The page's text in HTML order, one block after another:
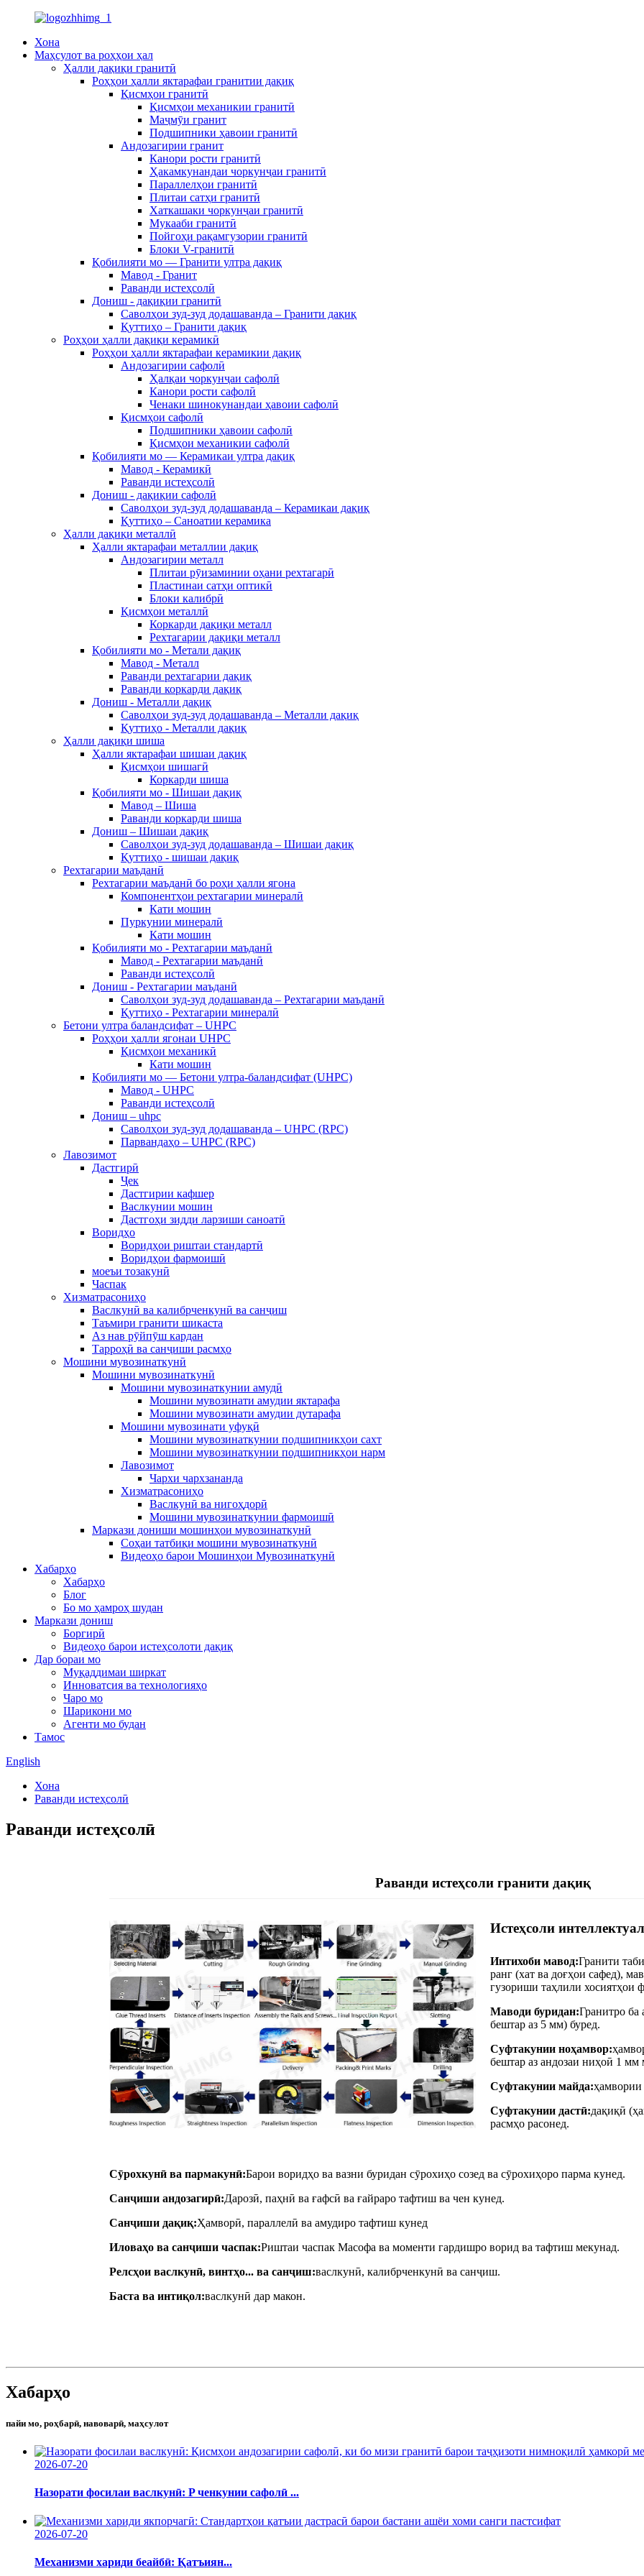
Хона
Маҳсулот ва роҳҳои ҳал
Ҳалли дақиқи гранитӣ
Роҳҳои ҳалли яктарафаи гранитии дақиқ
Қисмҳои гранитӣ
Қисмҳои механикии гранитӣ
Маҷмӯи гранит
Подшипники ҳавоии гранитӣ
Андозагирии гранит
Канори рости гранитӣ
Ҳакамкунандаи чоркунҷаи гранитӣ
Параллелҳои гранитӣ
Плитаи сатҳи гранитӣ
Хаткашаки чоркунҷаи гранитӣ
Мукааби гранитӣ
Пойгоҳи рақамгузории гранитӣ
Блоки V-гранитӣ
Қобилияти мо — Гранити ултра дақиқ
Мавод - Гранит
Раванди истеҳсолӣ
Дониш - дақиқии гранитӣ
Саволҳои зуд-зуд додашаванда – Гранити дақиқ
Қуттиҳо – Гранити дақиқ
Роҳҳои ҳалли дақиқи керамикӣ
Роҳҳои ҳалли яктарафаи керамикии дақиқ
Андозагирии сафолӣ
Ҳалқаи чоркунҷаи сафолӣ
Канори рости сафолӣ
Ченаки шинокунандаи ҳавоии сафолӣ
Қисмҳои сафолӣ
Подшипники ҳавоии сафолӣ
Қисмҳои механикии сафолӣ
Қобилияти мо — Керамикаи ултра дақиқ
Мавод - Керамикӣ
Раванди истеҳсолӣ
Дониш - дақиқии сафолӣ
Саволҳои зуд-зуд додашаванда – Керамикаи дақиқ
Қуттиҳо – Саноатии керамика
Ҳалли дақиқи металлӣ
Ҳалли яктарафаи металлии дақиқ
Андозагирии металл
Плитаи рӯизаминии оҳани рехтагарӣ
Пластинаи сатҳи оптикӣ
Блоки калибрӣ
Қисмҳои металлӣ
Коркарди дақиқи металл
Рехтагарии дақиқи металл
Қобилияти мо - Метали дақиқ
Мавод - Металл
Раванди рехтагарии дақиқ
Раванди коркарди дақиқ
Дониш - Металли дақиқ
Саволҳои зуд-зуд додашаванда – Металли дақиқ
Қуттиҳо - Металли дақиқ
Ҳалли дақиқи шиша
Ҳалли яктарафаи шишаи дақиқ
Қисмҳои шишагӣ
Коркарди шиша
Қобилияти мо - Шишаи дақиқ
Мавод – Шиша
Раванди коркарди шиша
Дониш – Шишаи дақиқ
Саволҳои зуд-зуд додашаванда – Шишаи дақиқ
Қуттиҳо - шишаи дақиқ
Рехтагарии маъданӣ
Рехтагарии маъданӣ бо роҳи ҳалли ягона
Компонентҳои рехтагарии минералӣ
Кати мошин
Пуркунии минералӣ
Кати мошин
Қобилияти мо - Рехтагарии маъданӣ
Мавод - Рехтагарии маъданӣ
Раванди истеҳсолӣ
Дониш - Рехтагарии маъданӣ
Саволҳои зуд-зуд додашаванда – Рехтагарии маъданӣ
Қуттиҳо - Рехтагарии минералӣ
Бетони ултра баландсифат – UHPC
Роҳҳои ҳалли ягонаи UHPC
Қисмҳои механикӣ
Кати мошин
Қобилияти мо — Бетони ултра-баландсифат (UHPC)
Мавод - UHPC
Раванди истеҳсолӣ
Дониш – uhpc
Саволҳои зуд-зуд додашаванда – UHPC (RPC)
Парвандаҳо – UHPC (RPC)
Лавозимот
Дастгирӣ
Ҷек
Дастгирии кафшер
Васлкунии мошин
Дастгоҳи зидди ларзиши саноатӣ
Воридҳо
Воридҳои риштаи стандартӣ
Воридҳои фармоишӣ
моеъи тозакунӣ
Часпак
Хизматрасониҳо
Васлкунӣ ва калибрченкунӣ ва санҷиш
Таъмири гранити шикаста
Аз нав рӯйпӯш кардан
Тарроҳӣ ва санҷиши расмҳо
Мошини мувозинаткунӣ
Мошини мувозинаткунӣ
Мошини мувозинаткунии амудӣ
Мошини мувозинати амудии яктарафа
Мошини мувозинати амудии дутарафа
Мошини мувозинати уфуқӣ
Мошини мувозинаткунии подшипникҳои сахт
Мошини мувозинаткунии подшипникҳои нарм
Лавозимот
Чархи чархзананда
Хизматрасониҳо
Васлкунӣ ва нигоҳдорӣ
Мошини мувозинаткунии фармоишӣ
Маркази дониши мошинҳои мувозинаткунӣ
Соҳаи татбиқи мошини мувозинаткунӣ
Видеоҳо барои Мошинҳои Мувозинаткунӣ
Хабарҳо
Хабарҳо
Блог
Бо мо ҳамроҳ шудан
Маркази дониш
Боргирӣ
Видеоҳо барои истеҳсолоти дақиқ
Дар бораи мо
Муқаддимаи ширкат
Инноватсия ва технологияҳо
Чаро мо
Шарикони мо
Агенти мо будан
Тамос
English
Хона
Раванди истеҳсолӣ
Раванди истеҳсолӣ
Раванди истеҳсоли гранити дақиқ
Истеҳсоли
Интихоби мавод:Гранити
ранг (хат ва доғҳои сафед),
гузориши таҳлили хосиятҳои
Маводи буридан:Гранитро ба
бештар аз 5 мм) буред.
Суфтакунии ноҳамвор:
бештар аз андозаи ниҳоӣ 1 мм
Суфтакунии майда:ҳамвории
Суфтакунии дастӣ:дақиқӣ
расмҳо расонед.
Сӯрохкунӣ ва пармакунӣ:Барои воридҳо ва вазни буридан сӯрохиҳо созед ва сӯрохиҳоро парма кунед.
Санҷиши андозагирӣ:Дарозӣ, паҳнӣ ва ғафсӣ ва ғайраро тафтиш ва чен кунед.
Санҷиши дақиқ:Ҳамворӣ, параллелӣ ва амудиро тафтиш кунед
Иловаҳо ва санҷиши часпак:Риштаи часпак Масофа ва моменти гардишро ворид ва тафтиш мекунад.
Релсҳои васлкунӣ, винтҳо... ва санҷиш:васлкунӣ, калибрченкунӣ ва санҷиш.
Баста ва интиқол:васлкунӣ дар макон.
Хабарҳо
пайи мо, роҳбарӣ, навоварӣ, маҳсулот
2026-07-20
Назорати фосилаи васлкунӣ: P ченкунии сафолӣ ...
2026-07-20
Механизми хариди беайбӣ: Қатъиян...